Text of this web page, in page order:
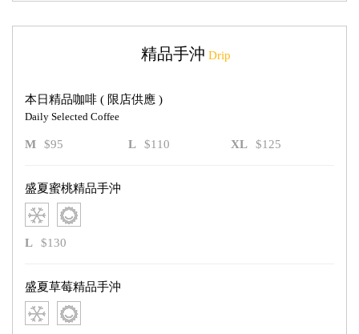
精品手沖 Drip
本日精品咖啡 ( 限店供應 )
Daily Selected Coffee
M $95 L $110 XL $125
盛夏蜜桃精品手沖
L $130
盛夏草莓精品手沖